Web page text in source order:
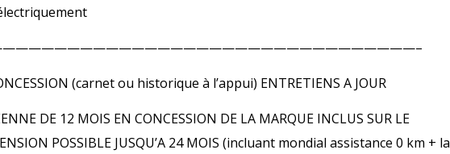
(carnet ou historique à l’appui) ENTRETIENS A JOUR
DE 12 MOIS EN CONCESSION DE LA MARQUE INCLUS SUR LE
POSSIBLE JUSQU’A 24 MOIS (incluant mondial assistance 0 km + la